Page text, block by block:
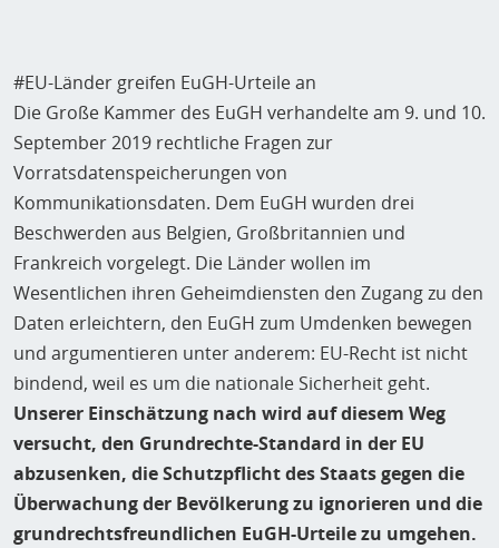
#EU-Länder greifen EuGH-Urteile an
Die Große Kammer des EuGH verhandelte am 9. und 10.
September 2019 rechtliche Fragen zur
Vorratsdatenspeicherungen von
Kommunikationsdaten. Dem EuGH wurden drei
Beschwerden aus Belgien, Großbritannien und
Frankreich vorgelegt. Die Länder wollen im
Wesentlichen ihren Geheimdiensten den Zugang zu den
Daten erleichtern, den EuGH zum Umdenken bewegen
und argumentieren unter anderem: EU-Recht ist nicht
bindend, weil es um die nationale Sicherheit geht.
Unserer Einschätzung nach wird auf diesem Weg
versucht, den Grundrechte-Standard in der EU
abzusenken, die Schutzpflicht des Staats gegen die
Überwachung der Bevölkerung zu ignorieren und die
grundrechtsfreundlichen EuGH-Urteile zu umgehen.